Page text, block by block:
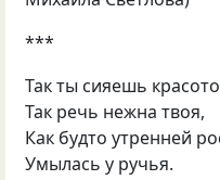
***
Так ты сияешь
Так речь нежна твоя,
Как будто утренней
Умылась у ручья.